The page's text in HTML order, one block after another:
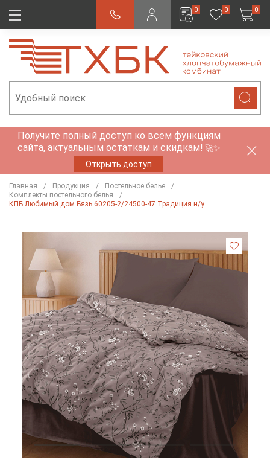
0 0 0
Получите полный доступ ко всем функциям
сайта, актуальным остаткам и скидкам! 🚀✨
Открыть доступ
Главная Продукция
Постельное белье
Комплекты постельного белья
КПБ Любимый дом Бязь 60205-2/24500-47 Традиция н/у